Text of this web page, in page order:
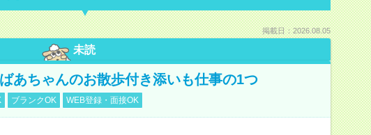
掲載日：2026.08.05
未読
あちゃんのお散歩付き添いも仕事の1つ
ブランクOK WEB登録・面接OK